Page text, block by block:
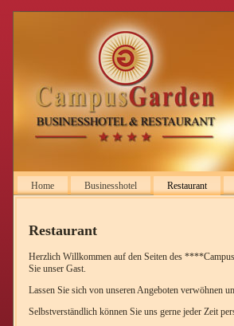
Home Businesshotel Restaurant
Restaurant
Herzlich Willkommen auf den Seiten des
Sie unser Gast.
Lassen Sie sich von unseren Angeboten verwöhnen
Selbstverständlich können Sie uns gerne jeder Zeit